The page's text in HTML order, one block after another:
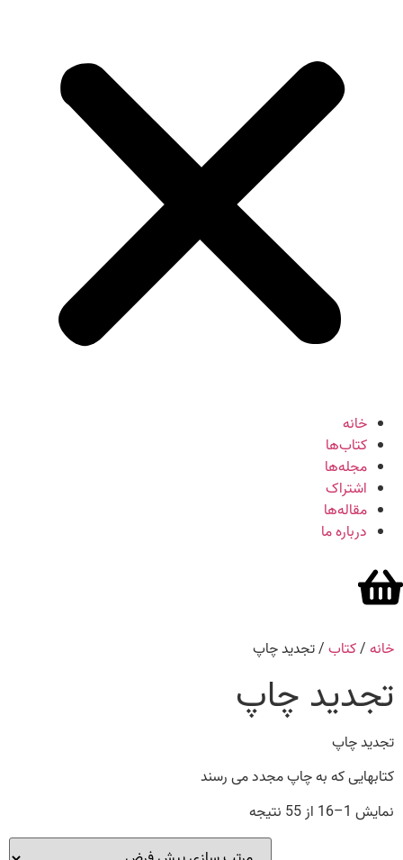
خانه
کتاب‌ها
مجله‌ها
اشتراک
مقاله‌ها
درباره ما
خانه/کتاب/ تجدید چاپ
تجدید چاپ
تجدید چاپ
کتابهایی که به چاپ مجدد می رسند
نمایش 1–16 از 55 نتیجه